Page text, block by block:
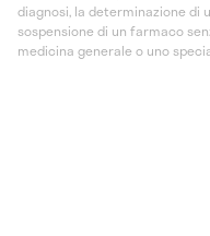
diagnosi, la determinazione di
sospensione di un farmaco
medicina generale o uno